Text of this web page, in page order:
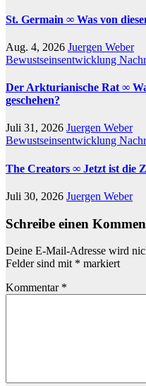
St. Germain ∞ Was von
Aug. 4, 2026 Juergen Weber
Bewustseinsentwicklung
Der Arkturianische Rat ∞
geschehen?
Juli 31, 2026 Juergen Weber
Bewustseinsentwicklung
The Creators ∞ Jetzt ist die
Juli 30, 2026 Juergen Weber
Schreibe einen
Deine E-Mail-Adresse wird
Felder sind mit * markiert
Kommentar *